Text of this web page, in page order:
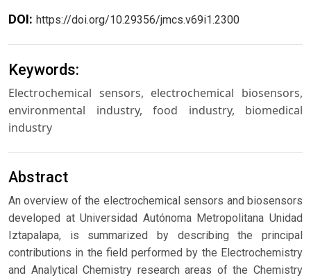
DOI: https://doi.org/10.29356/jmcs.v69i1.2300
Keywords:
Electrochemical sensors, electrochemical biosensors,
environmental industry, food industry, biomedical
industry
Abstract
An overview of the electrochemical sensors and biosensors
developed at Universidad Autónoma Metropolitana Unidad
Iztapalapa, is summarized by describing the principal
contributions in the field performed by the Electrochemistry
and Analytical Chemistry research areas of the Chemistry